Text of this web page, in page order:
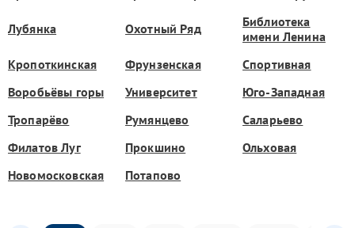
Лубянка Охотный Ряд
Библиотека
имени Ленина
Кропоткинская
Фрунзенская
Спортивная
Воробьёвы горы
Университет
Юго-Западная
Тропарёво
Румянцево
Саларьево
Филатов Луг
Прокшино
Ольховая
Новомосковская
Потапово